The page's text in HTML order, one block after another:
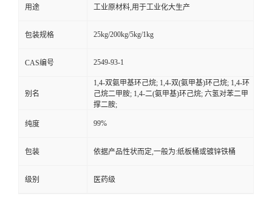
用途 工业原材料,用于工业化大生产
包装规格 25kg/200kg/5kg/1kg
CAS编号 2549-93-1
别名
1,4-双氨甲基环己烷; 1,4-双(氨甲基)环己烷; 1,4-环
己烷二甲胺; 1,4-二(氨甲基)环己烷; 六氢对苯二甲
撑二胺;
纯度 99%
包装 依据产品性状而定,一般为:纸板桶或镀锌铁桶
级别 医药级